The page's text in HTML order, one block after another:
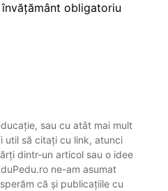
obligatoriu
sau cu atât mai mult
util să citați cu link, atunci
dintr-un articol sau o idee
ne-am asumat
că și publicațiile cu